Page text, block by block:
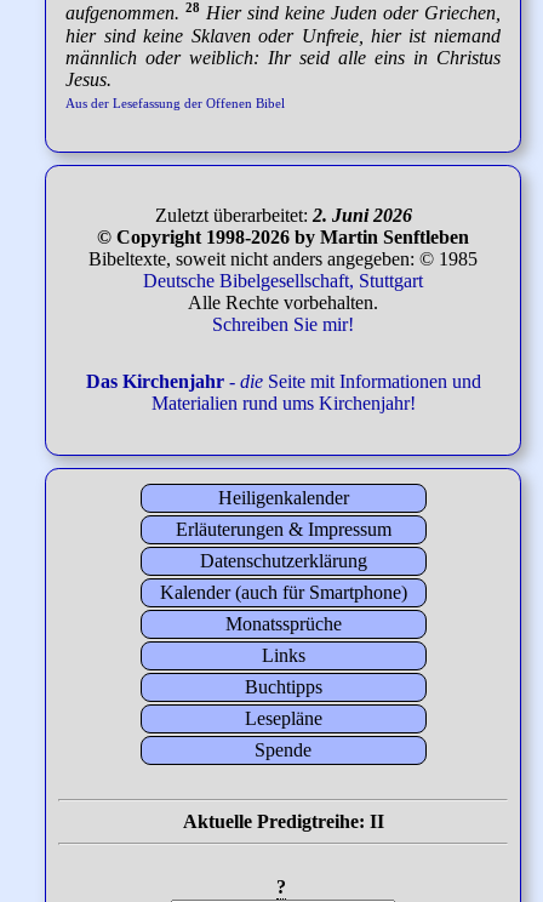
aufgenommen.28 Hier sind keine Juden oder Griechen,
hier sind keine Sklaven oder Unfreie, hier ist niemand
männlich oder weiblich: Ihr seid alle eins in Christus
Jesus.
Aus der Lesefassung der Offenen Bibel
Zuletzt überarbeitet:2. Juni 2026
© Copyright 1998-2026 by Martin Senftleben
Bibeltexte, soweit nicht anders angegeben: © 1985
Deutsche Bibelgesellschaft, Stuttgart
Alle Rechte vorbehalten.
Schreiben Sie mir!
Das Kirchenjahr- dieSeite mit Informationen und
Materialien rund ums Kirchenjahr!
Heiligenkalender
Erläuterungen & Impressum
Datenschutzerklärung
Kalender (auch für Smartphone)
Monatssprüche
Links
Buchtipps
Lesepläne
Spende
Aktuelle Predigtreihe: II
?